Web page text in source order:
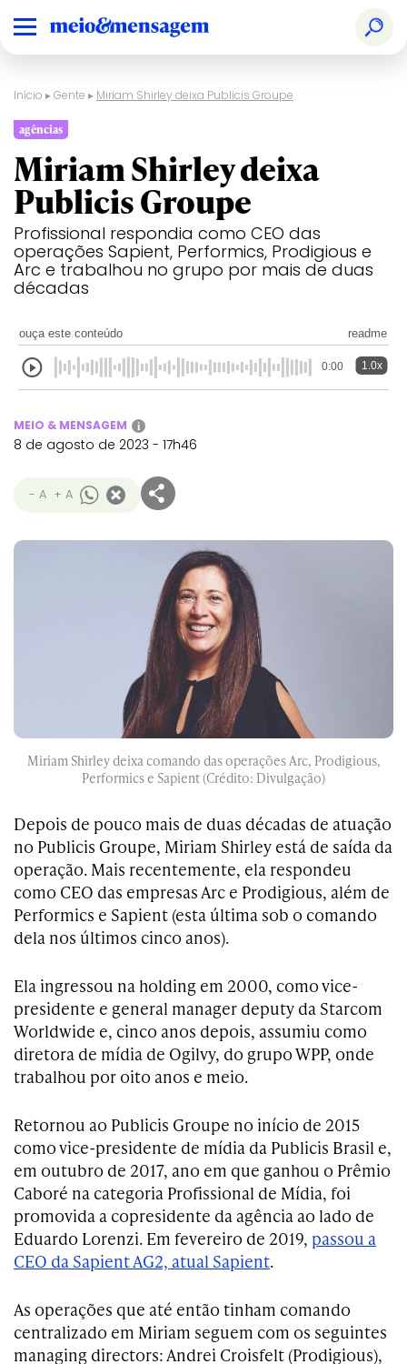
Início ▸Gente ▸ Miriam Shirley deixa Publicis Groupe
agências
Miriam Shirley deixa
Publicis Groupe
Profissional respondia como CEO das
operações Sapient, Performics, Prodigious e
Arc e trabalhou no grupo por mais de duas
décadas
ouça este conteúdo readme
0:00 1.0x
MEIO & MENSAGEM i
8 de agosto de 2023 - 17h46
- A + A
Miriam Shirley deixa comando das operações Arc, Prodigious,
Performics e Sapient (Crédito: Divulgação)
Depois de pouco mais de duas décadas de atuação
no Publicis Groupe, Miriam Shirley está de saída da
operação. Mais recentemente, ela respondeu
como CEO das empresas Arc e Prodigious, além de
Performics e Sapient (esta última sob o comando
dela nos últimos cinco anos).
Ela ingressou na holding em 2000, como vice-
presidente e general manager deputy da Starcom
Worldwide e, cinco anos depois, assumiu como
diretora de mídia de Ogilvy, do grupo WPP, onde
trabalhou por oito anos e meio.
Retornou ao Publicis Groupe no início de 2015
como vice-presidente de mídia da Publicis Brasil e,
em outubro de 2017, ano em que ganhou o Prêmio
Caboré na categoria Profissional de Mídia, foi
promovida a copresidente da agência ao lado de
Eduardo Lorenzi. Em fevereiro de 2019, passou a
CEO da Sapient AG2, atual Sapient.
As operações que até então tinham comando
centralizado em Miriam seguem com os seguintes
managing directors: Andrei Croisfelt (Prodigious),